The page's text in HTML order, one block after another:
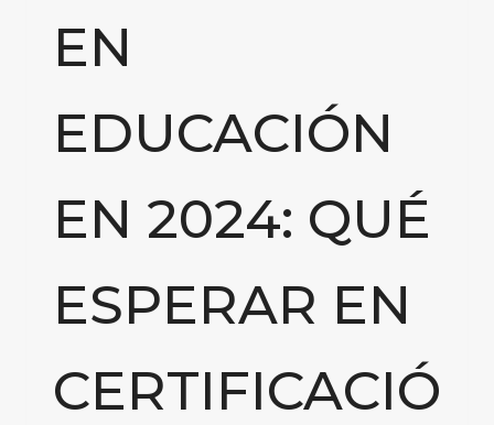
EN
EDUCACIÓN
EN 2024: QUÉ
ESPERAR EN
CERTIFICACIÓ